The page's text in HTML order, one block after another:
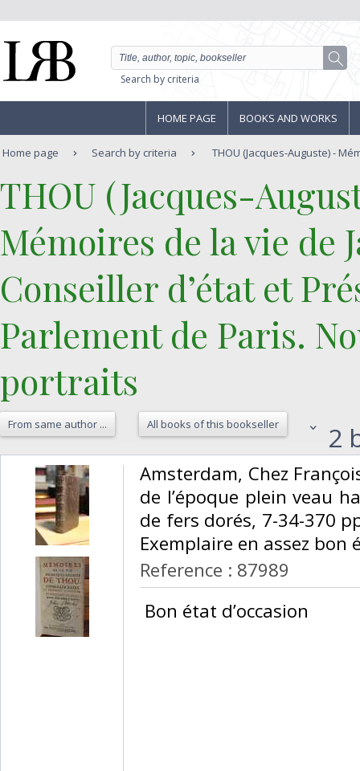
Search by criteria
HOME PAGE BOOKS AND WORKS
Home page Search by criteria THOU (Jacques-Auguste) -
‎THOU (Jacques-
‎Mémoires de la vie de
Conseiller d’état et
Parlement de Paris.
portraits‎
From same author ... All books of this bookseller 2
‎Amsterdam, Chez
de l’époque plein veau
de fers dorés, 7-34-370
Exemplaire en assez
Reference : 87989
‎ Bon état d’occasion ‎